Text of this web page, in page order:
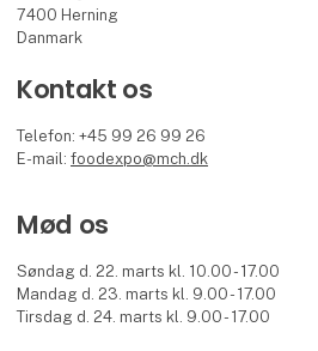
7400 Herning
Danmark
Kontakt os
Telefon: +45 99 26 99 26
E-mail:foodexpo@mch.dk
Mød os
Søndag d. 22. marts kl. 10.00 - 17.00
Mandag d. 23. marts kl. 9.00 - 17.00
Tirsdag d. 24. marts kl. 9.00 - 17.00